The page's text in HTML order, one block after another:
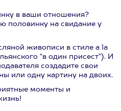
в ваши отношения?
половинку на свидание у
живописи в стиле a la
"в один присест"). И
создадите свои
или одну картину на двоих.
моменты и